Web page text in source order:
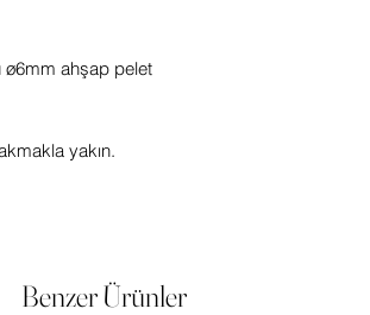
ø6mm ahşap pelet
yakın.
Benzer Ürünler